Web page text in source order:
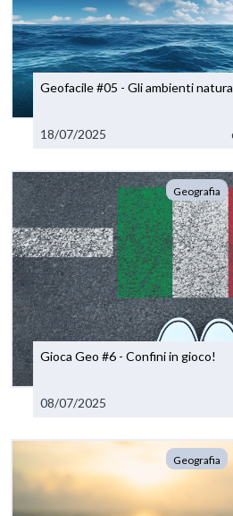
Geofacile #05 - Gli ambienti
18/07/2025
Geografia
Gioca Geo #6 - Confini in gioco!
08/07/2025
Geografia